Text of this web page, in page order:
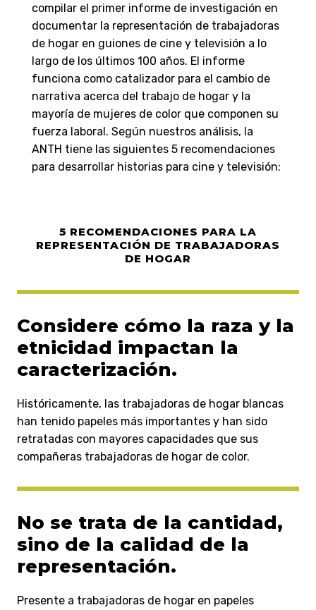
compilar el primer informe de investigación en
documentar la representación de trabajadoras
de hogar en guiones de cine y televisión a lo
largo de los últimos 100 años. El informe
funciona como catalizador para el cambio de
narrativa acerca del trabajo de hogar y la
mayoría de mujeres de color que componen su
fuerza laboral. Según nuestros análisis, la
ANTH tiene las siguientes 5 recomendaciones
para desarrollar historias para cine y televisión:
5 RECOMENDACIONES PARA LA
REPRESENTACIÓN DE TRABAJADORAS
DE HOGAR
Considere cómo la raza y la
etnicidad impactan la
caracterización.
Históricamente, las trabajadoras de hogar blancas
han tenido papeles más importantes y han sido
retratadas con mayores capacidades que sus
compañeras trabajadoras de hogar de color.
No se trata de la cantidad,
sino de la calidad de la
representación.
Presente a trabajadoras de hogar en papeles